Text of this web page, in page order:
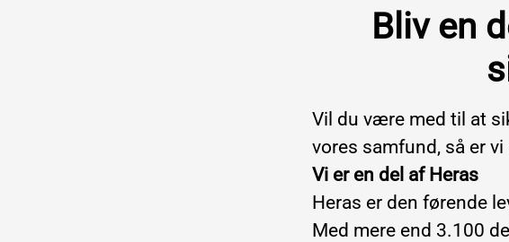
Bliv en
Vil du være med til at
vores samfund, så er
Vi er en del af Heras
Heras er den førende
Med mere end 3.100